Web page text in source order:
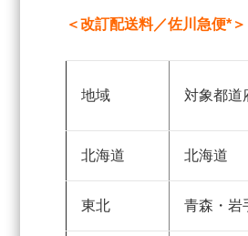
＜改訂配送料／佐川急便*＞
地域 対象都道
北海道 北海道
東北 青森・岩